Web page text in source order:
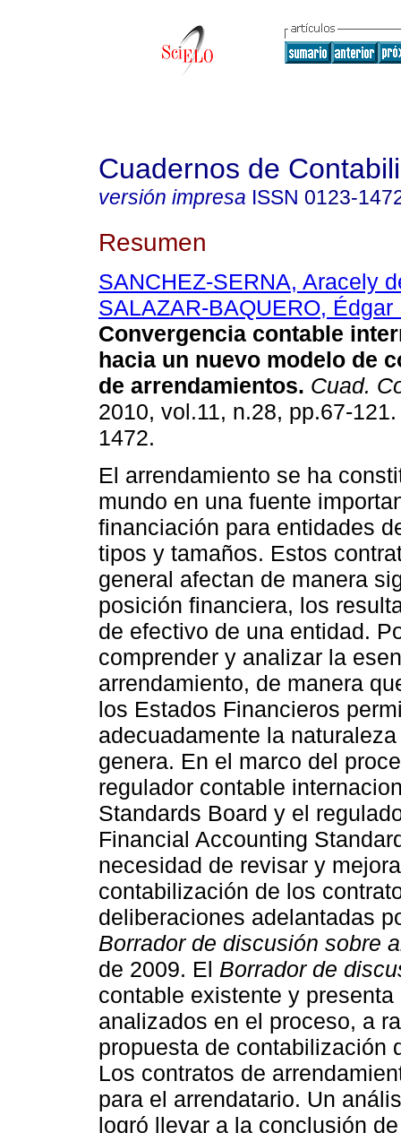
Cuadernos de
versión impresa ISSN 0123-
Resumen
SANCHEZ-SERNA, Aracely
SALAZAR-BAQUERO, Édgar
Convergencia contable
hacia un nuevo modelo de
de arrendamientos. Cuad.
2010, vol.11, n.28, pp.67-
1472.
El arrendamiento se ha
mundo en una fuente
financiación para entidades
tipos y tamaños. Estos
general afectan de manera
posición financiera, los
de efectivo de una entidad.
comprender y analizar la
arrendamiento, de manera
los Estados Financieros
adecuadamente la
genera. En el marco del
regulador contable
Standards Board y el
Financial Accounting
necesidad de revisar y
contabilización de los
deliberaciones adelantadas
Borrador de discusión sobre
de 2009. El Borrador de
contable existente y
analizados en el proceso, a
propuesta de contabilización
Los contratos de
para el arrendatario. Un
logró llevar a la conclusión